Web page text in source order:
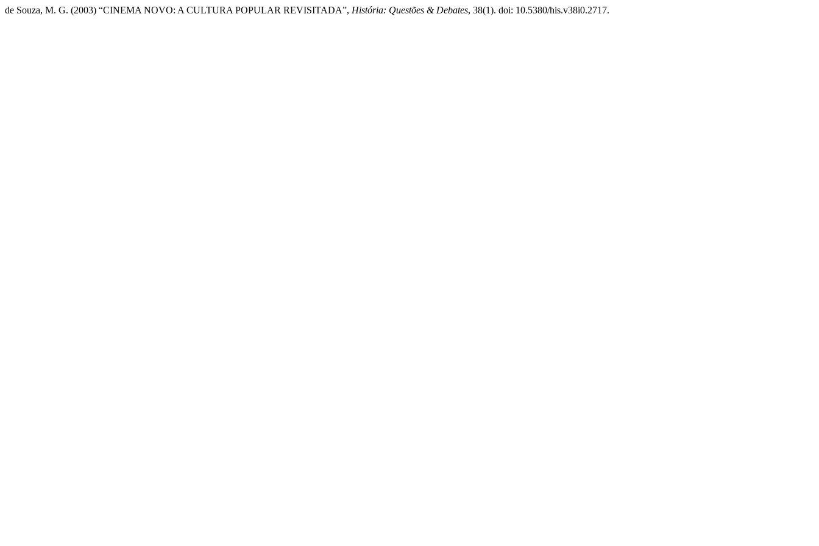
de Souza, M. G. (2003) “CINEMA NOVO: A CULTURA POPULAR REVISITADA”, História: Questões & Debates, 38(1). doi: 10.5380/his.v38i0.2717.